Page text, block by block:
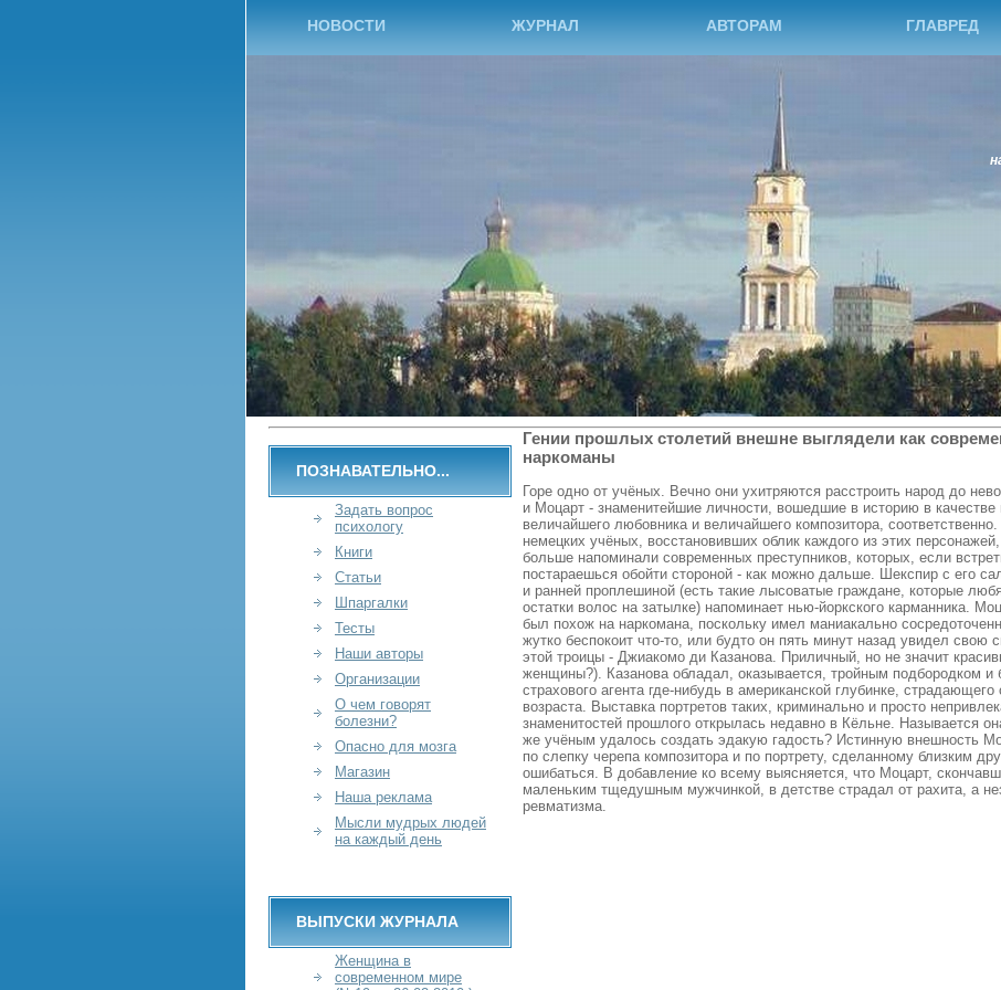
НОВОСТИ ЖУРНАЛ АВТОРАМ ГЛАВРЕД
Гении прошлых столетий внешне выглядели как
наркоманы
Горе одно от учёных. Вечно они ухитряются расстроить народ до
и Моцарт - знаменитейшие личности, вошедшие в историю в качестве
величайшего любовника и величайшего композитора,
немецких учёных, восстановивших облик каждого из этих
больше напоминали современных преступников, которых, если
постараешься обойти стороной - как можно дальше. Шекспир с его
и ранней проплешиной (есть такие лысоватые граждане, которые
остатки волос на затылке) напоминает нью-йоркского карманника.
был похож на наркомана, поскольку имел маниакально
жутко беспокоит что-то, или будто он пять минут назад увидел
этой троицы - Джиакомо ди Казанова. Приличный, но не значит
женщины?). Казанова обладал, оказывается, тройным подбородком и
страхового агента где-нибудь в американской глубинке, страдающего
возраста. Выставка портретов таких, криминально и просто
знаменитостей прошлого открылась недавно в Кёльне. Называется
же учёным удалось создать эдакую гадость? Истинную внешность
по слепку черепа композитора и по портрету, сделанному близким
ошибаться. В добавление ко всему выясняется, что Моцарт,
маленьким тщедушным мужчинкой, в детстве страдал от рахита, а
ревматизма.
ПОЗНАВАТЕЛЬНО...
Задать вопрос
психологу
Книги
Статьи
Шпаргалки
Тесты
Наши авторы
Организации
О чем говорят
болезни?
Опасно для мозга
Магазин
Наша реклама
Мысли мудрых людей
на каждый день
ВЫПУСКИ ЖУРНАЛА
Женщина в
современном мире